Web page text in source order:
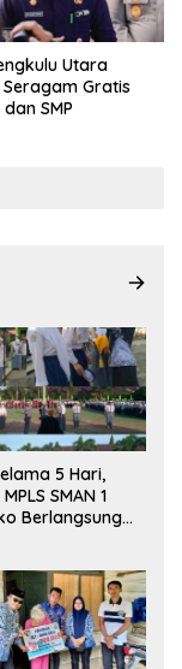
Utara
Gratis
SMP
5 Hari,
SMAN 1
Berlangsung